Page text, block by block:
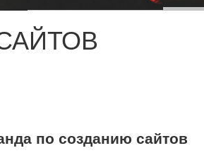
по созданию сайтов